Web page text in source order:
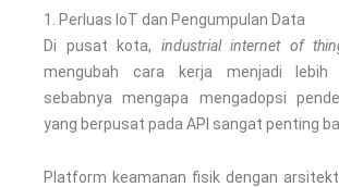
1. Perluas IoT dan Pengumpulan Data
Di pusat kota, industrial internet of
mengubah cara kerja menjadi lebih
sebabnya mengapa mengadopsi
yang berpusat pada API sangat penting
Platform keamanan fisik dengan